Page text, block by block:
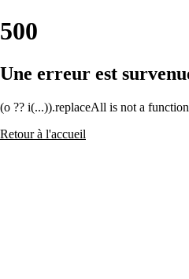
500
Une erreur est
(o ?? i(...)).replaceAll is not a function
Retour à l'accueil